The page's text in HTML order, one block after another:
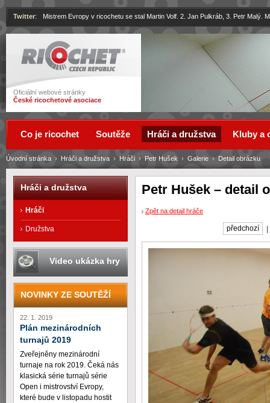
Ricochet
Oficiální webové stránky
České ricochetové asociace
Twitter: Mistrem Evropy v ricochetu se stal Martin Volf. 2. Jan Pulkráb, 3. Petr Malý.
Petr Hušek – detail
Zpět na detail hráče
předchozí
Úvodní stránka › Hráči a družstva › Hráči › Petr Hušek › Galerie › Detail obrázku
Co je ricochet Soutěže Hráči a družstva Kluby a
Hráči a družstva
Hráči
Družstva
Video ukázka hry
NOVINKY ZE SOUTĚŽÍ
22. 1. 2019
Plán mezinárodních
turnajů 2019
Zveřejněny mezinárodní
turnaje na rok 2019. Čeká nás
klasická série turnajů série
Open i mistrovství Evropy,
které bude v listopadu hostit